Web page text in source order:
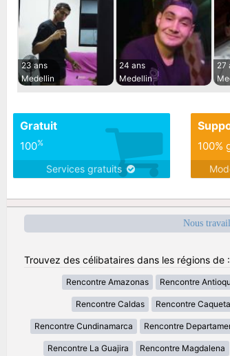
23 ans
Medellin
24 ans
Medellin
27
Gratuit
100%
Services gratuits
100%
Nous
Trouvez des célibataires dans les régions de
Rencontre Amazonas Rencontre
Rencontre Caldas Rencontre Caqueta
Rencontre Cundinamarca Rencontre
Rencontre La Guajira Rencontre Magdalena